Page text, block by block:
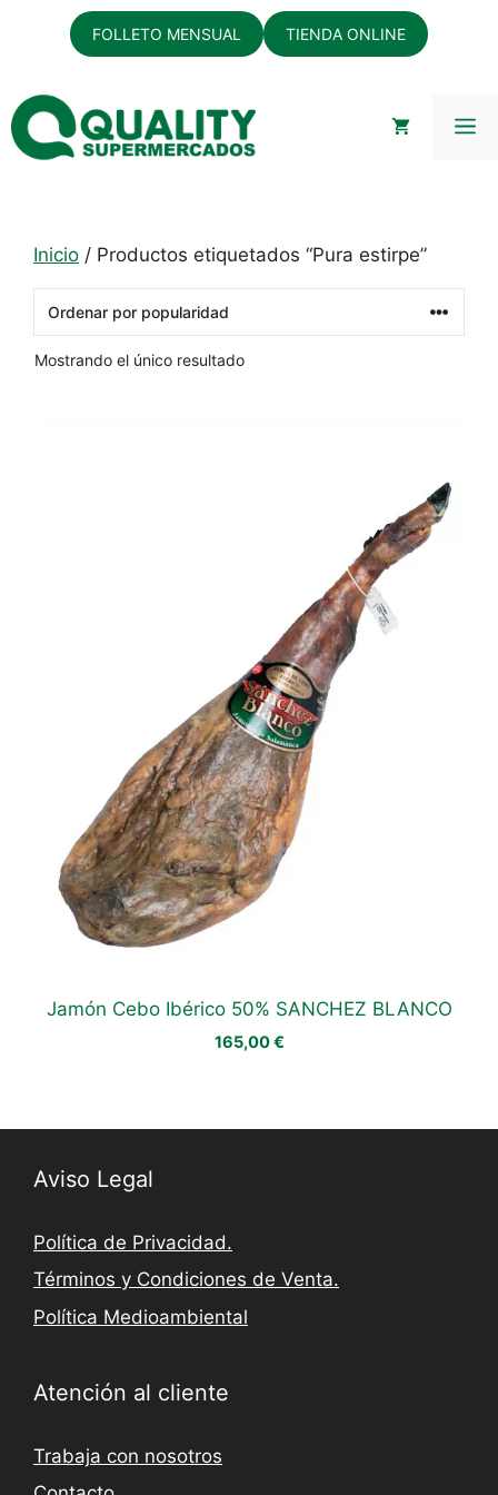
FOLLETO MENSUAL TIENDA ONLINE
Inicio / Productos etiquetados “Pura estirpe”
Mostrando el único resultado
Jamón Cebo Ibérico 50% SANCHEZ BLANCO
165,00€
Aviso Legal
Política de Privacidad.
Términos y Condiciones de Venta.
Política Medioambiental
Atención al cliente
Trabaja con nosotros